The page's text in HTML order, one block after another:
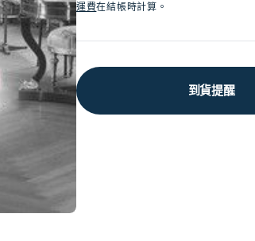
價
運費在結帳時計算。
到貨提醒